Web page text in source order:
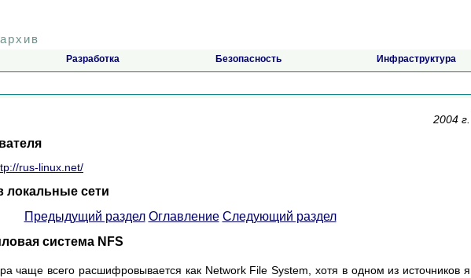
архив
Разработка Безопасность Инфраструктура
2004 г.
rus-linux.net/
локальные сети
Предыдущий раздел Оглавление Следующий раздел
система NFS
чаще всего расшифровывается как Network File System, хотя в одном из источников я